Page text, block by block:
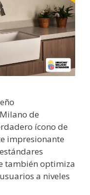
de
ícono de
impresionante
también optimiza
a niveles